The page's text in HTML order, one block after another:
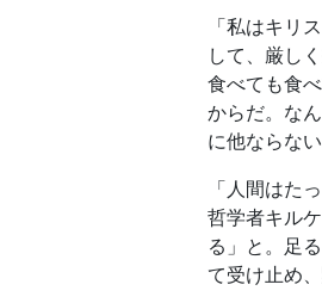
「私はキリ
して、厳し
食べても食
からだ。な
に他ならない
「人間はた
哲学者キル
る」と。足
て受け止め